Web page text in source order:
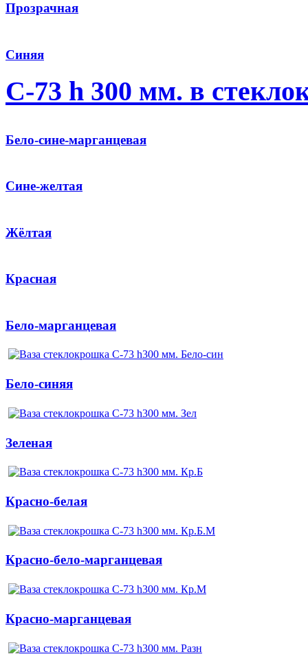
Прозрачная
Синяя
С-73 h 300 мм. в
Бело-сине-марганцевая
Сине-желтая
Жёлтая
Красная
Бело-марганцевая
Бело-синяя
Зеленая
Красно-белая
Красно-бело-марганцевая
Красно-марганцевая